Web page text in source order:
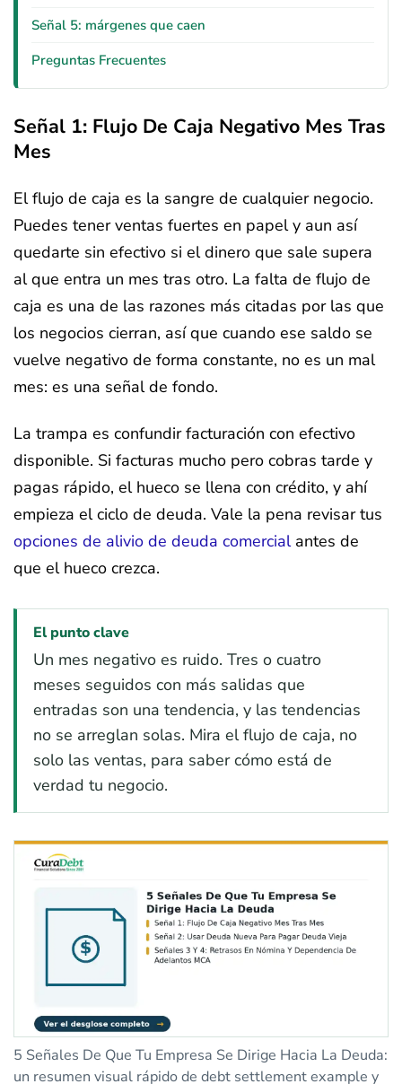
Señal 5: márgenes que caen
Preguntas Frecuentes
Señal 1: Flujo De Caja Negativo Mes Tras
Mes
El flujo de caja es la sangre de cualquier negocio.
Puedes tener ventas fuertes en papel y aun así
quedarte sin efectivo si el dinero que sale supera
al que entra un mes tras otro. La falta de flujo de
caja es una de las razones más citadas por las que
los negocios cierran, así que cuando ese saldo se
vuelve negativo de forma constante, no es un mal
mes: es una señal de fondo.
La trampa es confundir facturación con efectivo
disponible. Si facturas mucho pero cobras tarde y
pagas rápido, el hueco se llena con crédito, y ahí
empieza el ciclo de deuda. Vale la pena revisar tus
opciones de alivio de deuda comercialantes de
que el hueco crezca.
El punto clave
Un mes negativo es ruido. Tres o cuatro
meses seguidos con más salidas que
entradas son una tendencia, y las tendencias
no se arreglan solas. Mira el flujo de caja, no
solo las ventas, para saber cómo está de
verdad tu negocio.
5 Señales De Que Tu Empresa Se Dirige Hacia La Deuda:
un resumen visual rápido de debt settlement example y